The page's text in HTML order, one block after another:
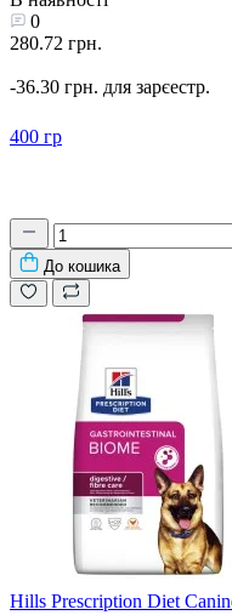
0
280.72 грн.
-36.30 грн. для зарєестр.
400 гр
До кошика
Hills Prescription Diet